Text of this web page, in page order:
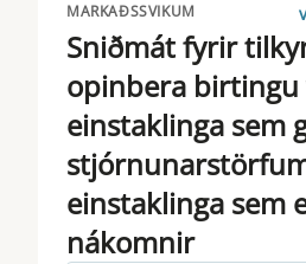
MARKAÐSSVIKUM
Sniðmát fyrir
opinbera birtingu
einstaklinga sem
einstaklinga sem
nákomnir